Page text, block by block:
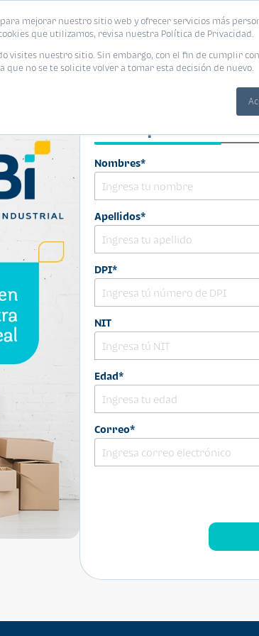
mejorar nuestro sitio web y ofrecer servicios más
que utilizamos, revisa nuestra Política de Privacidad.
visites nuestro sitio. Sin embargo, con el fin de cumplir
no se te solicite volver a tomar esta decisión de nuevo.
Promociones Blog
Nombres*
Apellidos*
DPI*
NIT
Edad*
Correo*